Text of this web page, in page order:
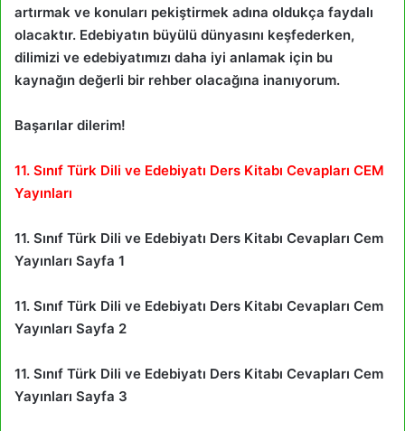
artırmak ve konuları pekiştirmek adına oldukça faydalı
olacaktır. Edebiyatın büyülü dünyasını keşfederken,
dilimizi ve edebiyatımızı daha iyi anlamak için bu
kaynağın değerli bir rehber olacağına inanıyorum.
Başarılar dilerim!
11. Sınıf Türk Dili ve Edebiyatı Ders Kitabı Cevapları CEM
Yayınları
11. Sınıf Türk Dili ve Edebiyatı Ders Kitabı Cevapları Cem
Yayınları Sayfa 1
11. Sınıf Türk Dili ve Edebiyatı Ders Kitabı Cevapları Cem
Yayınları Sayfa 2
11. Sınıf Türk Dili ve Edebiyatı Ders Kitabı Cevapları Cem
Yayınları Sayfa 3